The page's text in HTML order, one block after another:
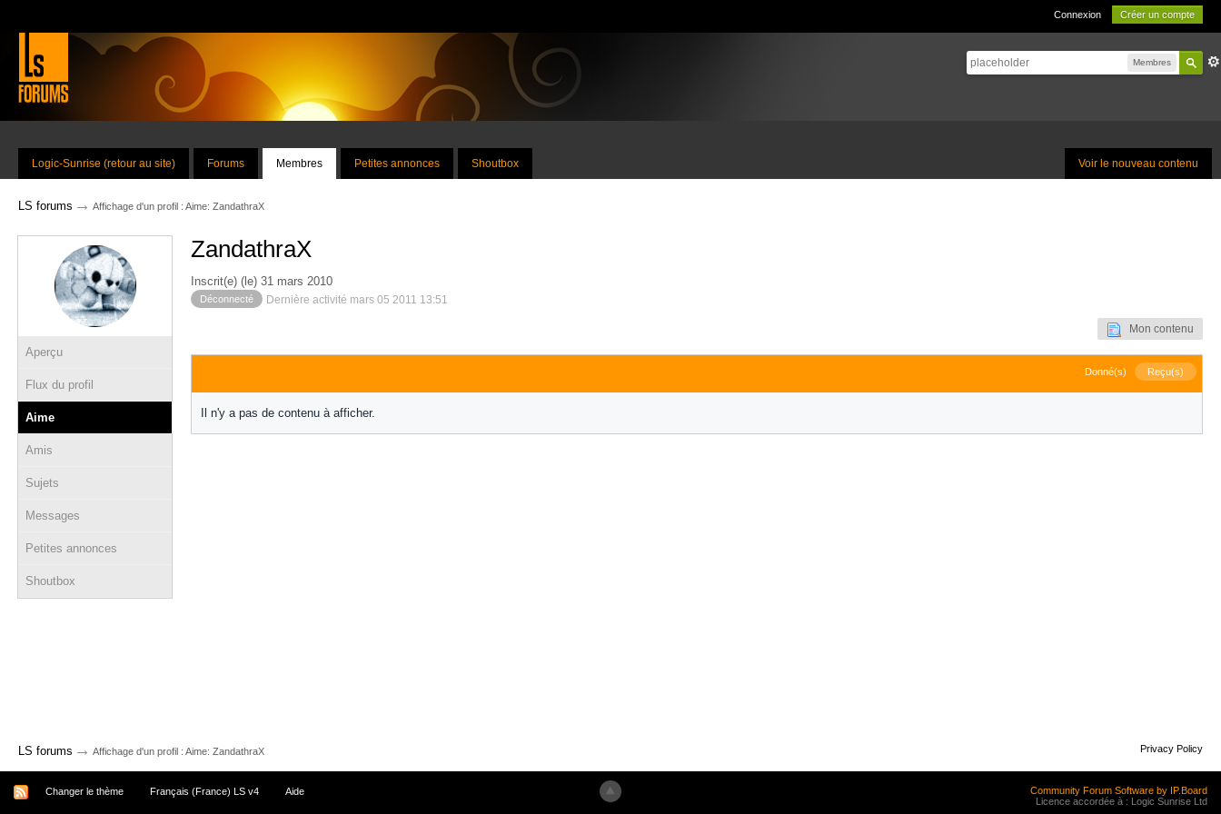
Connexion Créer un compte
Membres
Voir le nouveau contenu
Logic-Sunrise (retour au site) Forums Membres Petites annonces Shoutbox
LS forums → Affichage d'un profil : Aime: ZandathraX
Aperçu
Flux du profil
Aime
Amis
Sujets
Messages
Petites annonces
Shoutbox
ZandathraX
Inscrit(e) (le) 31 mars 2010
Déconnecté Dernière activité mars 05 2011 13:51
Mon contenu
Donné(s) Reçu(s)
Il n'y a pas de contenu à afficher.
LS forums → Affichage d'un profil : Aime: ZandathraX Privacy Policy
Changer le thème Français (France) LS v4 Aide
Community Forum Software by IP.Board
Licence accordée à : Logic Sunrise Ltd